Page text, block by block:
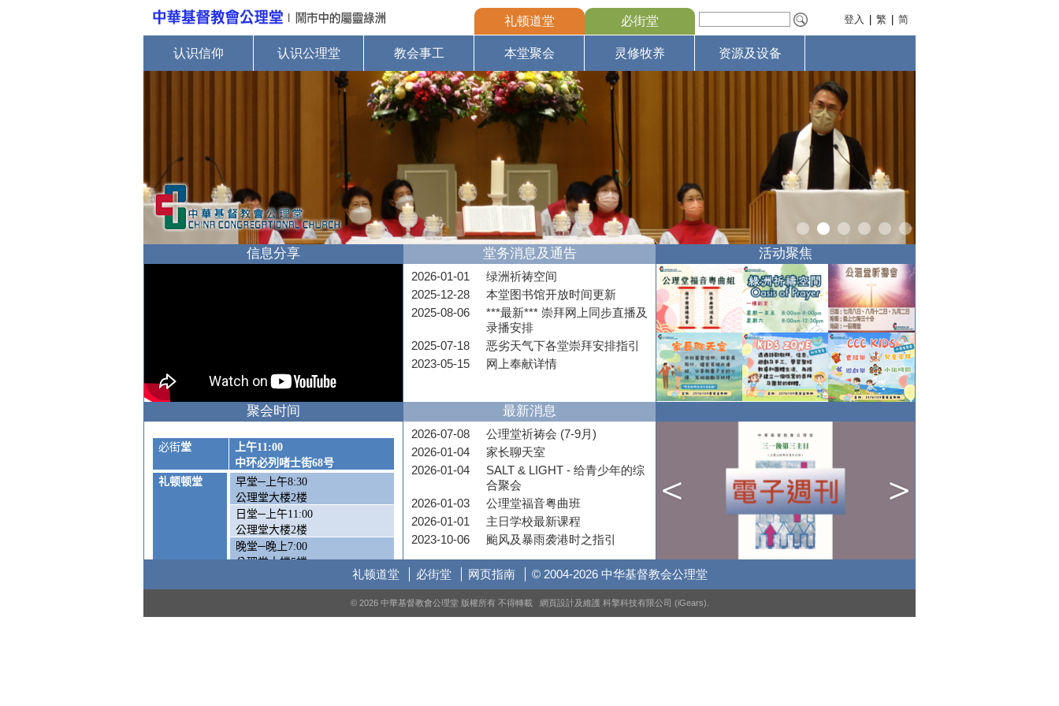
礼顿道堂 必街堂 登入 繁 简
认识信仰 认识公理堂 教会事工 本堂聚会 灵修牧养 资源及设备
信息分享 堂务消息及通告
2026-01-01
绿洲祈祷空间
2025-12-28
本堂图书馆开放时间更新
2025-08-06
***最新*** 崇拜网上同步直播及
录播安排
2025-07-18
恶劣天气下各堂崇拜安排指引
2023-05-15
网上奉献详情
活动聚焦
聚会时间
必街堂 上午11:00
中环必列啫士街68号
礼顿顿堂
早堂─上午8:30
公理堂大楼2楼
日堂─上午11:00
公理堂大楼2楼
晚堂─晚上7:00
公理堂大楼5楼
周六崇拜—下午5:00
最新消息
2026-07-08
公理堂祈祷会 (7-9月)
2026-01-04
家长聊天室
2026-01-04
SALT & LIGHT - 给青少年的综
合聚会
2026-01-03
公理堂福音粤曲班
2026-01-01
主日学校最新课程
2023-10-06
颱风及暴雨袭港时之指引
礼顿道堂 必街堂 网页指南 © 2004-2026 中华基督教会公理堂
© 2026 中華基督教會公理堂 版權所有 不得轉載 網頁設計及維護 科擎科技有限公司 (iGears)